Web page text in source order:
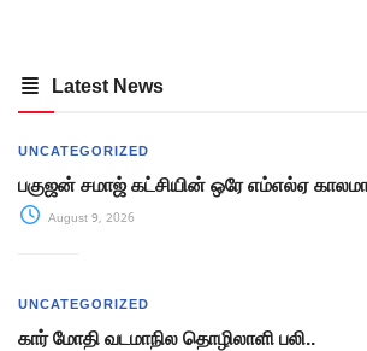
Latest News
UNCATEGORIZED
பகுஜன் சமாஜ் கட்சியின் ஒரே எம்எல்ஏ
August 9, 2026
UNCATEGORIZED
கார் மோதி வடமாநில தொழிலாளி பலி..